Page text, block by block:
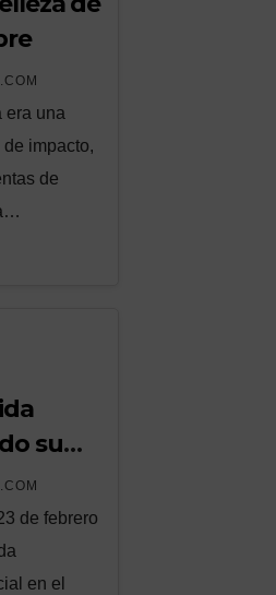
era una
de impacto,
de
su
de febrero
en el